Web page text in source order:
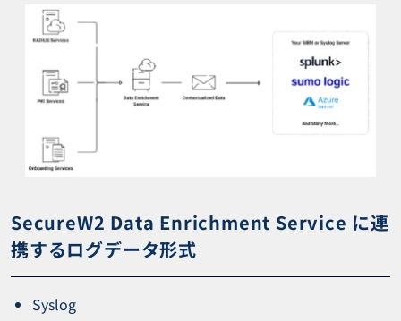
SecureW2 Data Enrichment Service に連
携するログデータ形式
Syslog